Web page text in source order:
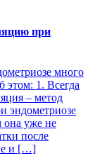
при
много
этом: 1. Всегда
– метод
эндометриозе
она уже не
после
и […]